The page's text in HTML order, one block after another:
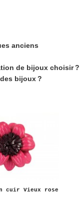
anciens
de bijoux choisir ?
bijoux ?
cuir Vieux rose